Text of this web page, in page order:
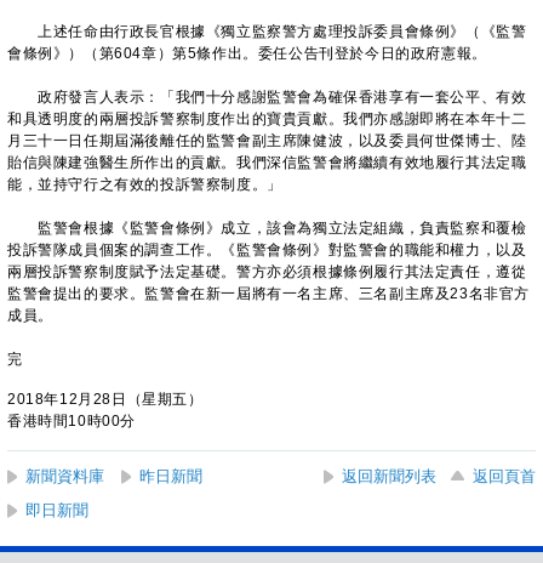
上述任命由行政長官根據《獨立監察警方處理投訴委員會條例》（《監警
會條例》）（第604章）第5條作出。委任公告刊登於今日的政府憲報。
政府發言人表示：「我們十分感謝監警會為確保香港享有一套公平、有效
和具透明度的兩層投訴警察制度作出的寶貴貢獻。我們亦感謝即將在本年十二
月三十一日任期屆滿後離任的監警會副主席陳健波，以及委員何世傑博士、陸
貽信與陳建強醫生所作出的貢獻。我們深信監警會將繼續有效地履行其法定職
能，並持守行之有效的投訴警察制度。」
監警會根據《監警會條例》成立，該會為獨立法定組織，負責監察和覆檢
投訴警隊成員個案的調查工作。《監警會條例》對監警會的職能和權力，以及
兩層投訴警察制度賦予法定基礎。警方亦必須根據條例履行其法定責任，遵從
監警會提出的要求。監警會在新一屆將有一名主席、三名副主席及23名非官方
成員。
完
2018年12月28日（星期五）
香港時間10時00分
新聞資料庫 昨日新聞 返回新聞列表
返回頁首
即日新聞